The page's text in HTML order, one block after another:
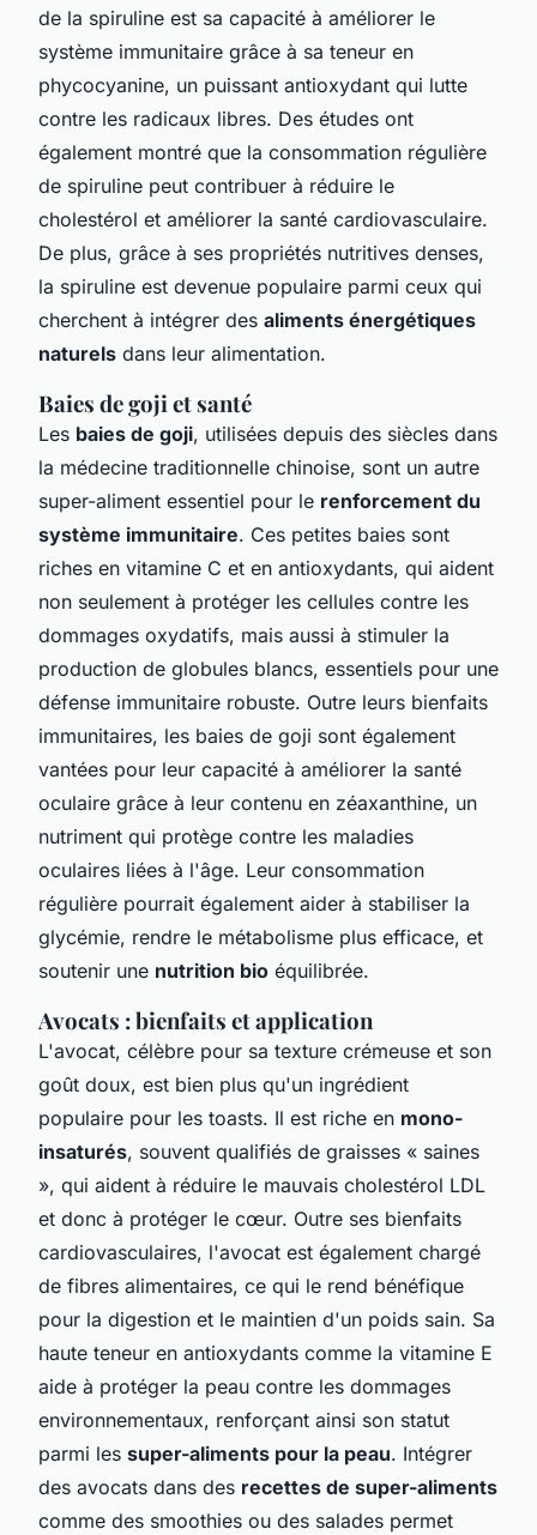
de la spiruline est sa capacité à améliorer le
système immunitaire grâce à sa teneur en
phycocyanine, un puissant antioxydant qui lutte
contre les radicaux libres. Des études ont
également montré que la consommation régulière
de spiruline peut contribuer à réduire le
cholestérol et améliorer la santé cardiovasculaire.
De plus, grâce à ses propriétés nutritives denses,
la spiruline est devenue populaire parmi ceux qui
cherchent à intégrer des aliments énergétiques
naturels dans leur alimentation.
Baies de goji et santé
Les baies de goji, utilisées depuis des siècles dans
la médecine traditionnelle chinoise, sont un autre
super-aliment essentiel pour le renforcement du
système immunitaire. Ces petites baies sont
riches en vitamine C et en antioxydants, qui aident
non seulement à protéger les cellules contre les
dommages oxydatifs, mais aussi à stimuler la
production de globules blancs, essentiels pour une
défense immunitaire robuste. Outre leurs bienfaits
immunitaires, les baies de goji sont également
vantées pour leur capacité à améliorer la santé
oculaire grâce à leur contenu en zéaxanthine, un
nutriment qui protège contre les maladies
oculaires liées à l'âge. Leur consommation
régulière pourrait également aider à stabiliser la
glycémie, rendre le métabolisme plus efficace, et
soutenir une nutrition bio équilibrée.
Avocats : bienfaits et application
L'avocat, célèbre pour sa texture crémeuse et son
goût doux, est bien plus qu'un ingrédient
populaire pour les toasts. Il est riche en mono-
insaturés, souvent qualifiés de graisses « saines
», qui aident à réduire le mauvais cholestérol LDL
et donc à protéger le cœur. Outre ses bienfaits
cardiovasculaires, l'avocat est également chargé
de fibres alimentaires, ce qui le rend bénéfique
pour la digestion et le maintien d'un poids sain. Sa
haute teneur en antioxydants comme la vitamine E
aide à protéger la peau contre les dommages
environnementaux, renforçant ainsi son statut
parmi les super-aliments pour la peau. Intégrer
des avocats dans des recettes de super-aliments
comme des smoothies ou des salades permet